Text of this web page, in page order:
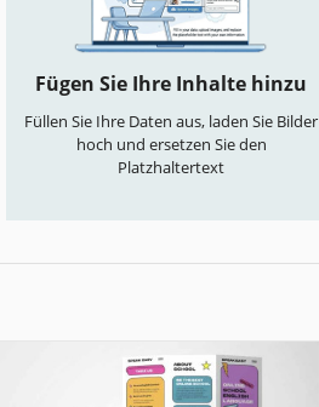
Fügen Sie Ihre Inhalte hinzu
Füllen Sie Ihre Daten aus, laden Sie Bilder
hoch und ersetzen Sie den
Platzhaltertext